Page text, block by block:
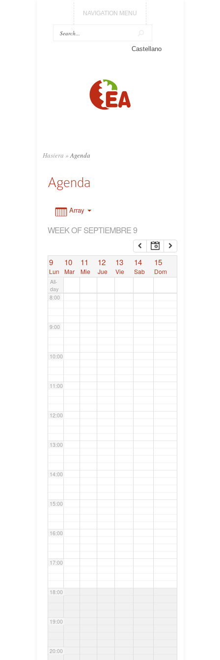
NAVIGATION MENU
Castellano
Hasiera » Agenda
Agenda
Array
WEEK OF SEPTIEMBRE 9
9
Lun
10
Mar
11
Mie
12
Jue
13
Vie
14
Sab
15
Dom
All-
day
4:00
5:00
7:00
8:00
9:00
10:00
11:00
12:00
13:00
14:00
15:00
16:00
17:00
18:00
19:00
20:00